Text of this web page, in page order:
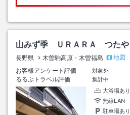
山みず季 ＵＲＡＲＡ つたや
長野県 木曽駒高原・木曽福島
地図
お客様アンケート評価
対象外
るるぶトラベル評価
集計中
大浴場あり
無線LAN
駐車場あり